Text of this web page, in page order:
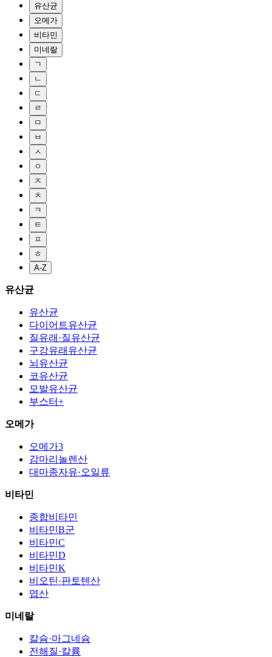
유산균
오메가
비타민
미네랄
ㄱ
ㄴ
ㄷ
ㄹ
ㅁ
ㅂ
ㅅ
ㅇ
ㅈ
ㅊ
ㅋ
ㅌ
ㅍ
ㅎ
A-Z
유산균
유산균
다이어트유산균
질유래·질유산균
구강유래유산균
뇌유산균
코유산균
모발유산균
부스터+
오메가
오메가3
감마리놀렌산
대마종자유·오일류
비타민
종합비타민
비타민B군
비타민C
비타민D
비타민K
비오틴·판토텐산
엽산
미네랄
칼슘·마그네슘
전해질·칼륨